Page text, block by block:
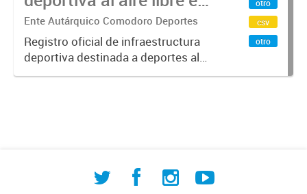
Comodoro Rivadavia
Ente Autárquico Comodoro Deportes
Registro oficial de infraestructura
deportiva destinada a deportes al
aire libre en Comodoro Rivadavia
otro
csv
otro